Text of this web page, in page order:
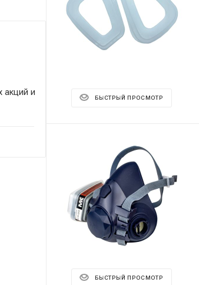
БЫСТРЫЙ ПРОСМОТР
БЫСТРЫЙ ПРОСМОТР
акций и